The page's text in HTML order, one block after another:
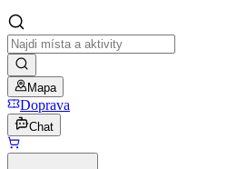
Mapa
Doprava
Chat